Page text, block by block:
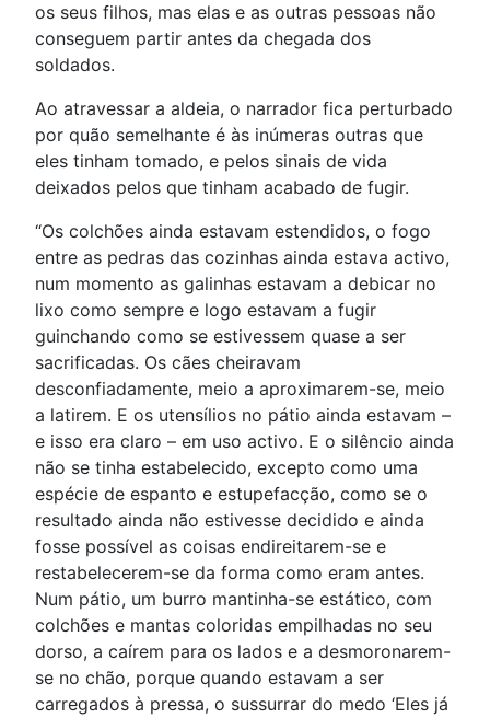
os seus filhos, mas elas e as outras pessoas não
conseguem partir antes da chegada dos
soldados.
Ao atravessar a aldeia, o narrador fica perturbado
por quão semelhante é às inúmeras outras que
eles tinham tomado, e pelos sinais de vida
deixados pelos que tinham acabado de fugir.
“Os colchões ainda estavam estendidos, o fogo
entre as pedras das cozinhas ainda estava activo,
num momento as galinhas estavam a debicar no
lixo como sempre e logo estavam a fugir
guinchando como se estivessem quase a ser
sacrificadas. Os cães cheiravam
desconfiadamente, meio a aproximarem-se, meio
a latirem. E os utensílios no pátio ainda estavam –
e isso era claro – em uso activo. E o silêncio ainda
não se tinha estabelecido, excepto como uma
espécie de espanto e estupefacção, como se o
resultado ainda não estivesse decidido e ainda
fosse possível as coisas endireitarem-se e
restabelecerem-se da forma como eram antes.
Num pátio, um burro mantinha-se estático, com
colchões e mantas coloridas empilhadas no seu
dorso, a caírem para os lados e a desmoronarem-
se no chão, porque quando estavam a ser
carregados à pressa, o sussurrar do medo ‘Eles já